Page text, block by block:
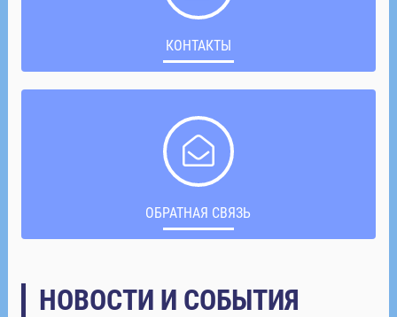
КОНТАКТЫ
ОБРАТНАЯ СВЯЗЬ
НОВОСТИ И СОБЫТИЯ